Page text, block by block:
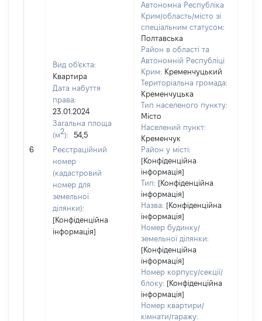
6
Вид об'єкта:
Квартира
Дата набуття
права:
23.01.2024
Загальна площа
(м2):
54,5
Реєстраційний
номер
(кадастровий
номер для
земельної
ділянки):
[Конфіденційна
інформація]
Автономна Республіка
Крим/область/місто зі
спеціальним статусом:
Полтавська
Район в області та
Автономній Республіці
Крим: Кременчуцький
Територіальна громада:
Кременчуцька
Тип населеного пункту:
Місто
Населений пункт:
Кременчук
Район у місті:
[Конфіденційна
інформація]
Тип: [Конфіденційна
інформація]
Назва: [Конфіденційна
інформація]
Номер будинку/
земельної ділянки:
[Конфіденційна
інформація]
Номер корпусу/секції/
блоку: [Конфіденційна
інформація]
Номер квартири/
кімнати/гаражу: